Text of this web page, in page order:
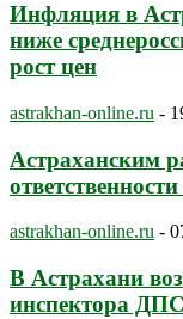
Инфляция в
ниже
рост цен
astrakhan-online.ru -
Астраханским
astrakhan-online.ru -
В Астрахани
инспектора ДПС